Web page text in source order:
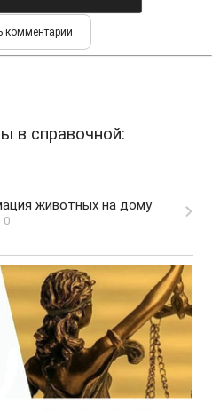
в справочной:
животных на дому
0